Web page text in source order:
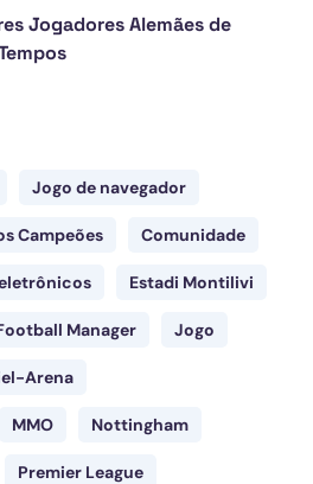
Jogadores Alemães de
Jogo de navegador
Campeões Comunidade
Estadi Montilivi
Manager Jogo
Arena
MMO Nottingham
Premier League